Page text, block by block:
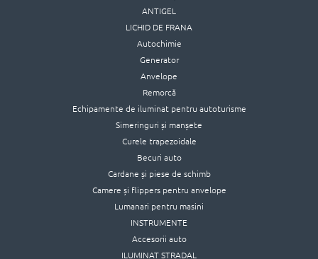
ANTIGEL
LICHID DE FRANA
Autochimie
Generator
Anvelope
Remorcă
Echipamente de iluminat pentru autoturisme
Simeringuri și manșete
Curele trapezoidale
Becuri auto
Cardane și piese de schimb
Camere și flippers pentru anvelope
Lumanari pentru masini
INSTRUMENTE
Accesorii auto
ILUMINAT STRADAL